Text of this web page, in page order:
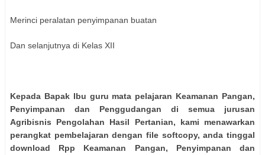
Merinci peralatan penyimpanan buatan
Dan selanjutnya di Kelas XII
Kepada Bapak Ibu guru mata pelajaran Keamanan Pangan,
Penyimpanan dan Penggudangan di semua jurusan
Agribisnis Pengolahan Hasil Pertanian, kami menawarkan
perangkat pembelajaran dengan file softcopy, anda tinggal
download Rpp Keamanan Pangan, Penyimpanan dan